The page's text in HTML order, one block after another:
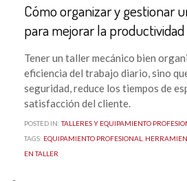
Cómo organizar y gestionar
para mejorar la productividad
Tener un taller mecánico bien
eficiencia del trabajo diario, sino
seguridad, reduce los tiempos de
satisfacción del cliente.
POSTED IN:TALLERES Y EQUIPAMIENTO
TAGS: EQUIPAMIENTO PROFESIONAL,
EN TALLER